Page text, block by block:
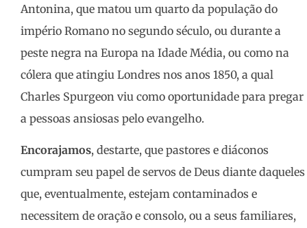
Antonina, que matou um quarto da população do
império Romano no segundo século, ou durante a
peste negra na Europa na Idade Média, ou como na
cólera que atingiu Londres nos anos 1850, a qual
Charles Spurgeon viu como oportunidade para pregar
a pessoas ansiosas pelo evangelho.
Encorajamos, destarte, que pastores e diáconos
cumpram seu papel de servos de Deus diante daqueles
que, eventualmente, estejam contaminados e
necessitem de oração e consolo, ou a seus familiares,